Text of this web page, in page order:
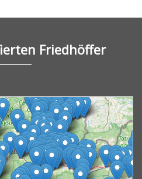
Friedhöffer